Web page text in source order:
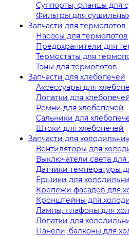
Суппорты, фланцы для
Фильтры для
Запчасти для термопотов
Насосы для термопотов
Предохранители для
Термостаты для
Тэны для термопотов
Запчасти для хлебопечей
Аксессуары для
Лопатки для
Ремни для хлебопечей
Сальники для
Штоки для хлебопечей
Запчасти для
Вентиляторы для
Выключатели света
Датчики температуры
Ершики для
Крепежи фасадов для
Кронштейны для
Лампы, плафоны для
Лопатки для
Панели, балконы для